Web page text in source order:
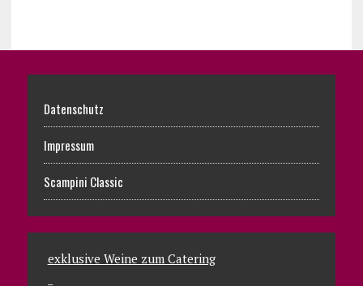
Datenschutz
Impressum
Scampini Classic
exklusive Weine zum Catering